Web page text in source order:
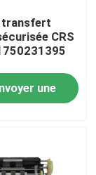
transfert
CRS
une